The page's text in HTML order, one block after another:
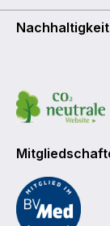
Nachhaltigkeit